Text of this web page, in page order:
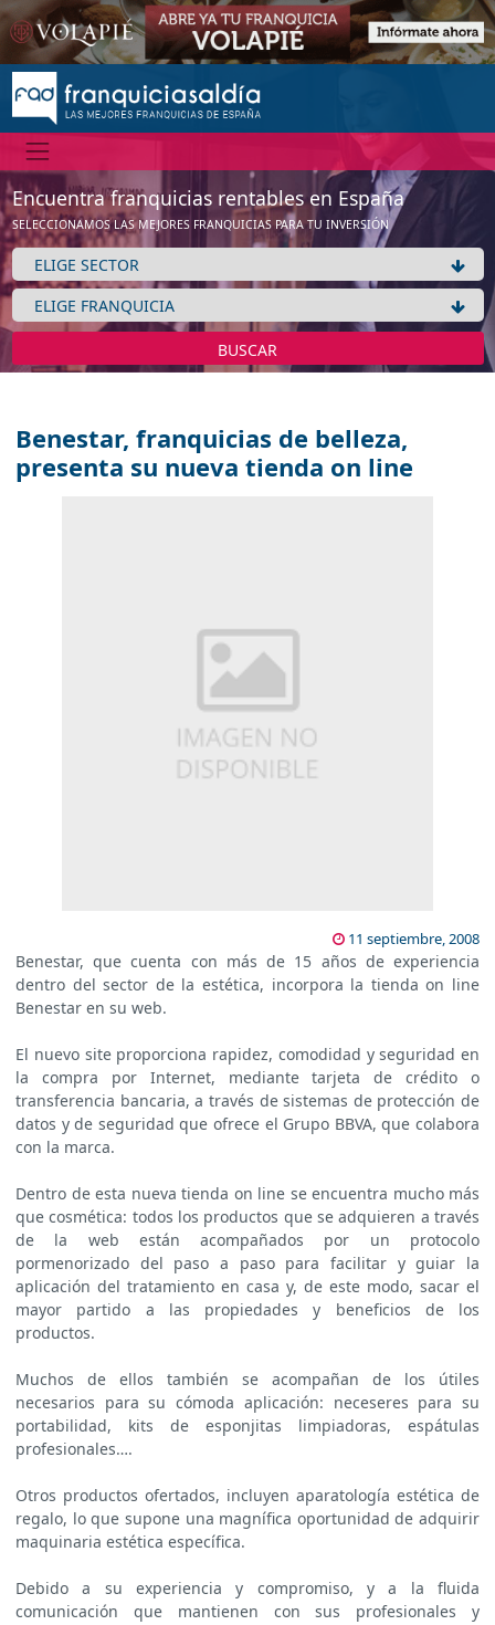
Encuentra franquicias rentables en España
SELECCIONAMOS LAS MEJORES FRANQUICIAS PARA TU INVERSIÓN
BUSCAR
Benestar, franquicias de belleza,
presenta su nueva tienda on line
11 septiembre, 2008
Benestar, que cuenta con más de 15 años de experiencia
dentro del sector de la estética, incorpora la tienda on line
Benestar en su web.
El nuevo site proporciona rapidez, comodidad y seguridad en
la compra por Internet, mediante tarjeta de crédito o
transferencia bancaria, a través de sistemas de protección de
datos y de seguridad que ofrece el Grupo BBVA, que colabora
con la marca.
Dentro de esta nueva tienda on line se encuentra mucho más
que cosmética: todos los productos que se adquieren a través
de la web están acompañados por un protocolo
pormenorizado del paso a paso para facilitar y guiar la
aplicación del tratamiento en casa y, de este modo, sacar el
mayor partido a las propiedades y beneficios de los
productos.
Muchos de ellos también se acompañan de los útiles
necesarios para su cómoda aplicación: neceseres para su
portabilidad, kits de esponjitas limpiadoras, espátulas
profesionales….
Otros productos ofertados, incluyen aparatología estética de
regalo, lo que supone una magnífica oportunidad de adquirir
maquinaria estética específica.
Debido a su experiencia y compromiso, y a la fluida
comunicación que mantienen con sus profesionales y